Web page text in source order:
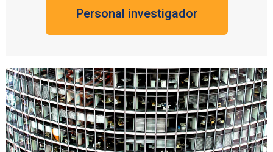
Personal investigador